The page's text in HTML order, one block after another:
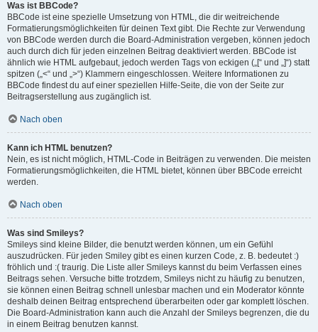
Was ist BBCode?
BBCode ist eine spezielle Umsetzung von HTML, die dir weitreichende
Formatierungsmöglichkeiten für deinen Text gibt. Die Rechte zur Verwendung
von BBCode werden durch die Board-Administration vergeben, können jedoch
auch durch dich für jeden einzelnen Beitrag deaktiviert werden. BBCode ist
ähnlich wie HTML aufgebaut, jedoch werden Tags von eckigen („[“ und „]“) statt
spitzen („<“ und „>“) Klammern eingeschlossen. Weitere Informationen zu
BBCode findest du auf einer speziellen Hilfe-Seite, die von der Seite zur
Beitragserstellung aus zugänglich ist.
Nach oben
Kann ich HTML benutzen?
Nein, es ist nicht möglich, HTML-Code in Beiträgen zu verwenden. Die meisten
Formatierungsmöglichkeiten, die HTML bietet, können über BBCode erreicht
werden.
Nach oben
Was sind Smileys?
Smileys sind kleine Bilder, die benutzt werden können, um ein Gefühl
auszudrücken. Für jeden Smiley gibt es einen kurzen Code, z. B. bedeutet :)
fröhlich und :( traurig. Die Liste aller Smileys kannst du beim Verfassen eines
Beitrags sehen. Versuche bitte trotzdem, Smileys nicht zu häufig zu benutzen,
sie können einen Beitrag schnell unlesbar machen und ein Moderator könnte
deshalb deinen Beitrag entsprechend überarbeiten oder gar komplett löschen.
Die Board-Administration kann auch die Anzahl der Smileys begrenzen, die du
in einem Beitrag benutzen kannst.